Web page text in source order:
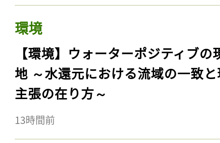
環境
【環境】ウォーターポジティブの
地 ～水還元における流域の一致
主張の在り方～
13時間前